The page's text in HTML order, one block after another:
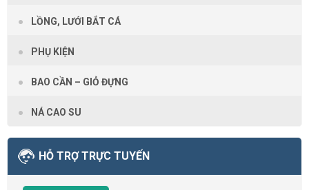
LỒNG, LƯỚI BẮT CÁ
PHỤ KIỆN
BAO CẦN – GIỎ ĐỰNG
NÁ CAO SU
HỖ TRỢ TRỰC TUYẾN